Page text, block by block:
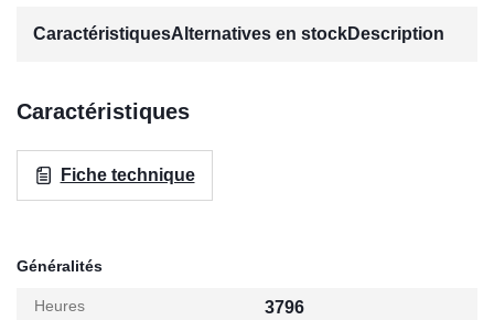
CaractéristiquesAlternatives en stockDescription
Caractéristiques
Fiche technique
Généralités
Heures 3796